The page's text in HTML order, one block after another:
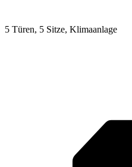
5 Türen, 5 Sitze, Klimaanlage